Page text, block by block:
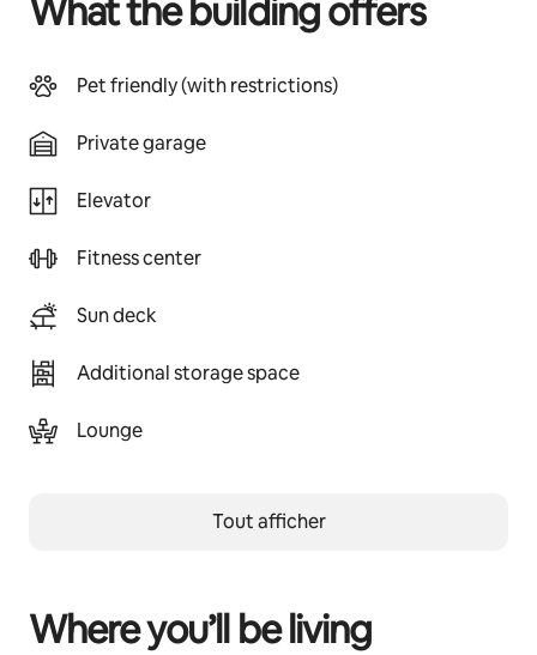
What the building offers
Pet friendly (with restrictions)
Private garage
Elevator
Fitness center
Sun deck
Additional storage space
Lounge
Tout afficher
Where you’ll be living